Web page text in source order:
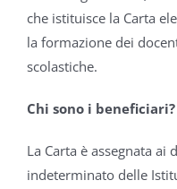
che istituisce la Carta
la formazione dei
scolastiche.
Chi sono i beneficiari?
La Carta è assegnata
indeterminato delle